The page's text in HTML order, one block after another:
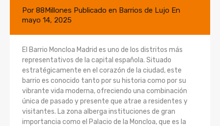
Por 88Millones Publicado en Barrios de Lujo En
mayo 14, 2025
El Barrio Moncloa Madrid es uno de los distritos más
representativos de la capital española. Situado
estratégicamente en el corazón de la ciudad, este
barrio es conocido tanto por su historia como por su
vibrante vida moderna, ofreciendo una combinación
única de pasado y presente que atrae a residentes y
visitantes. La zona alberga instituciones de gran
importancia como el Palacio de la Moncloa, que es la